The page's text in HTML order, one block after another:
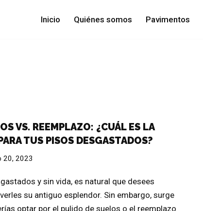
Inicio Quiénes somos Pavimentos
VS. REEMPLAZO: ¿CUÁL ES LA
TUS PISOS DESGASTADOS?
20, 2023
y sin vida, es natural que desees
su antiguo esplendor. Sin embargo, surge
optar por el pulido de suelos o el reemplazo